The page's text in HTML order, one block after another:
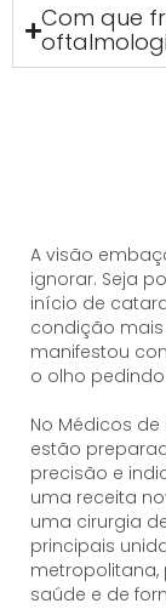
Com que
A visão
ignorar. Seja
início de
condição
manifestou
o olho
No Médicos
estão
precisão e
uma receita
uma cirurgia
principais
metropolitana,
saúde e de